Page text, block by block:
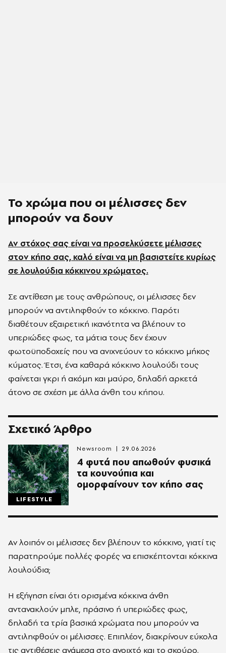
Το χρώμα που οι μέλισσες δεν
μπορούν να δουν
Αν στόχος σας είναι να προσελκύσετε μέλισσες
στον κήπο σας, καλό είναι να μη βασιστείτε κυρίως
σε λουλούδια κόκκινου χρώματος.
Σε αντίθεση με τους ανθρώπους, οι μέλισσες δεν
μπορούν να αντιληφθούν το κόκκινο. Παρότι
διαθέτουν εξαιρετική ικανότητα να βλέπουν το
υπεριώδες φως, τα μάτια τους δεν έχουν
φωτοϋποδοχείς που να ανιχνεύουν το κόκκινο μήκος
κύματος. Έτσι, ένα καθαρά κόκκινο λουλούδι τους
φαίνεται γκρι ή ακόμη και μαύρο, δηλαδή αρκετά
άτονο σε σχέση με άλλα άνθη του κήπου.
Σχετικό Άρθρο
LIFESTYLE
4 φυτά που απωθούν φυσικά
τα κουνούπια και
ομορφαίνουν τον κήπο σας
Newsroom 29.06.2026
Αν λοιπόν οι μέλισσες δεν βλέπουν το κόκκινο, γιατί τις
παρατηρούμε πολλές φορές να επισκέπτονται κόκκινα
λουλούδια;
Η εξήγηση είναι ότι ορισμένα κόκκινα άνθη
αντανακλούν μπλε, πράσινο ή υπεριώδες φως,
δηλαδή τα τρία βασικά χρώματα που μπορούν να
αντιληφθούν οι μέλισσες. Επιπλέον, διακρίνουν εύκολα
τις αντιθέσεις ανάμεσα στο ανοιχτό και το σκούρο.